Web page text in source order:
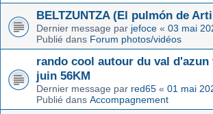
BELTZUNTZA (El pulmón de
Dernier message par jefoce « 03 mai
Publié dans Forum photos/vidéos
rando cool autour du val
juin 56KM
Dernier message par red65 « 01 mai
Publié dans Accompagnement